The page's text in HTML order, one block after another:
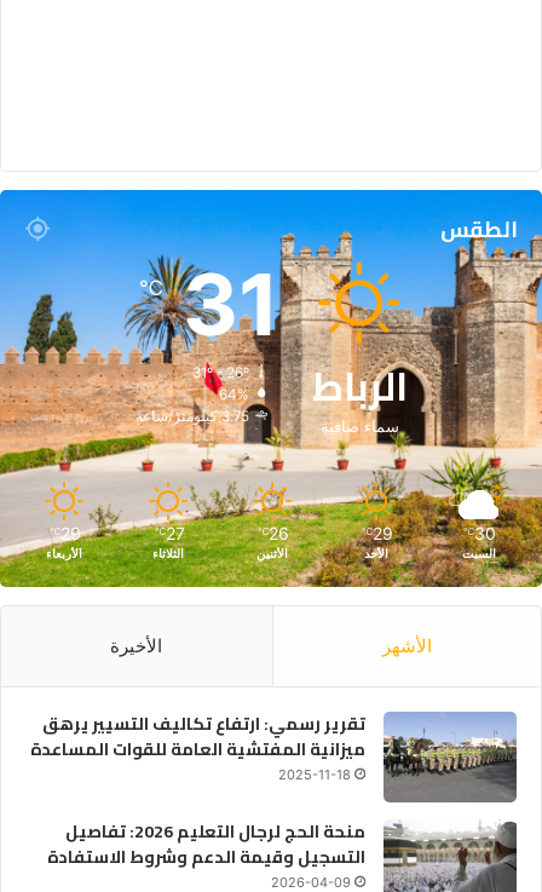
الطقس
الرباط
سماء صافية
31
℃
31º - 26º
64%
3.75 كيلومتر/ساعة
30
℃
السبت
29
℃
الأحد
26
℃
الأثنين
27
℃
الثلاثاء
29
℃
الأربعاء
الأشهر الأخيرة
تقرير رسمي: ارتفاع تكاليف التسيير يرهق
ميزانية المفتشية العامة للقوات المساعدة
2025-11-18
منحة الحج لرجال التعليم 2026: تفاصيل
التسجيل وقيمة الدعم وشروط الاستفادة
2026-04-09